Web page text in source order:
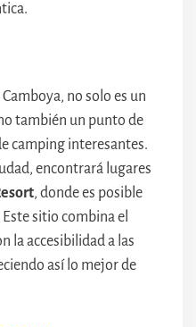
no solo es un
también un punto de
camping interesantes.
encontrará lugares
, donde es posible
Este sitio combina el
la accesibilidad a las
así lo mejor de